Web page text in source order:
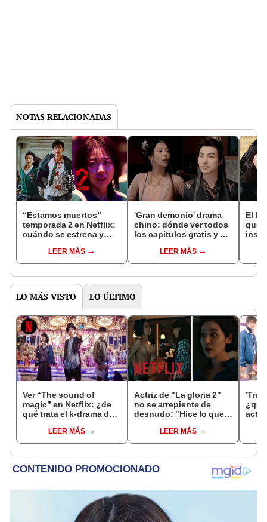
NOTAS RELACIONADAS
“Estamos muertos”
temporada 2 en Netflix:
cuándo se estrena y
temporadaLEER MÁS
'Gran demonio' drama
chino: dónde ver todos
los capítulos gratis y en
LEER MÁS
El k-
que
LO MÁS VISTO LO ÚLTIMO
Ver “The sound of
magic” en Netflix: ¿de
qué trata el k-drama de
In Yeop?LEER MÁS
Actriz de "La gloria 2"
no se arrepiente de
desnudo: "Hice lo que
crucial"LEER MÁS